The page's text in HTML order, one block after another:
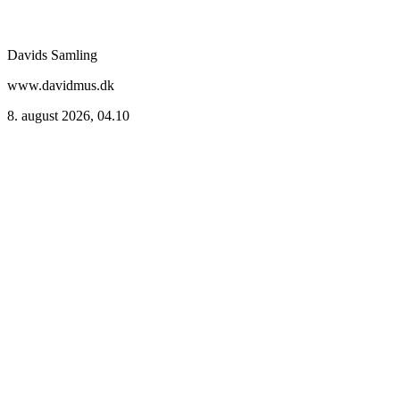
Davids Samling
www.davidmus.dk
8. august 2026, 04.10